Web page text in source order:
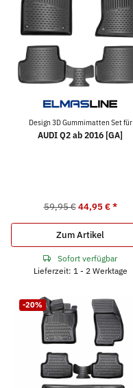
Design 3D Gummimatten Set für
AUDI Q2 ab 2016 [GA]
59,95 € 44,95 €*
Zum Artikel
Sofort verfügbar
Lieferzeit: 1 - 2 Werktage
-20%